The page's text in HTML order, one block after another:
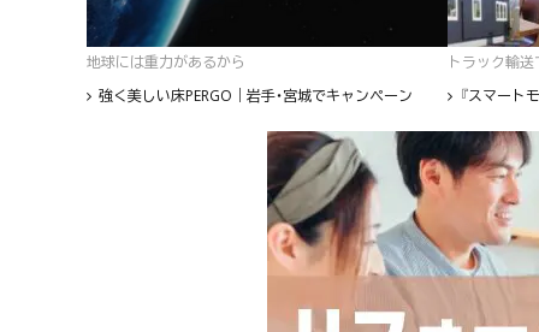
地球には重力があるから
強く美しい床PERGO｜岩手・宮城でキャンペーン
トラック輸
『スマート